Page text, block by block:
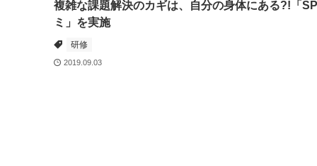
複雑な課題解決のカギは、自分の身体にある?!「
ミ」を実施
研修
2019.09.03